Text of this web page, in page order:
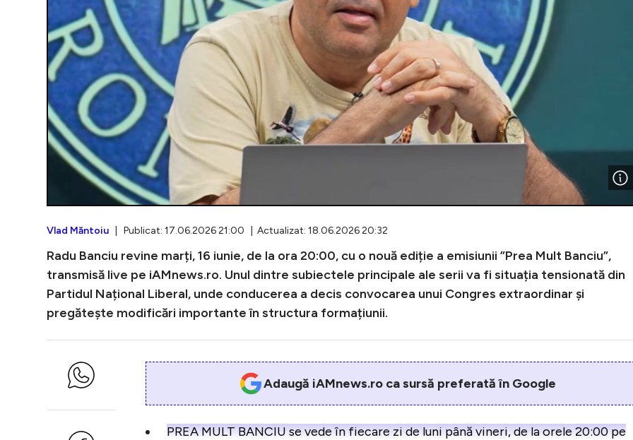
Vlad Măntoiu | Publicat: 17.06.2026 21:00 | Actualizat: 18.06.2026 20:32
Radu Banciu revine marți, 16 iunie, de la ora 20:00, cu o nouă ediție a emisiunii ”Prea Mult Banciu”,
transmisă live pe iAMnews.ro. Unul dintre subiectele principale ale serii va fi situația tensionată din
Partidul Național Liberal, unde conducerea a decis convocarea unui Congres extraordinar și
pregătește modificări importante în structura formațiunii.
Adaugă iAMnews.ro ca sursă preferată în Google
PREA MULT BANCIU se vede în fiecare zi de luni până vineri, de la orele 20:00 pe